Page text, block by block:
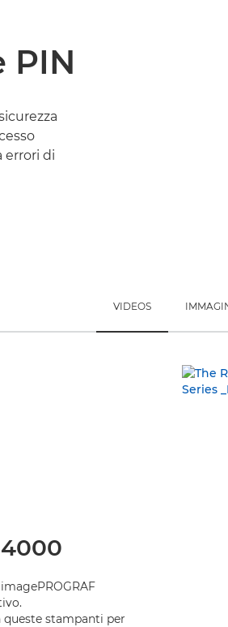
PIN
errori di
VIDEOS
stampanti per